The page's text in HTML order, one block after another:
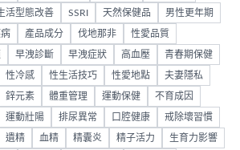
活型態改善 SSRI 天然保健品 男性更年期
產品成分 伐地那非 性愛品質
早洩診斷 早洩症狀 高血壓 青春期保健
性冷感 性生活技巧 性愛地點 夫妻隱私
鋅元素 體重管理 運動保健 不育成因
運動壯陽 排尿異常 口腔健康 戒除壞習慣
遺精 血精 精囊炎 精子活力 生育力影響